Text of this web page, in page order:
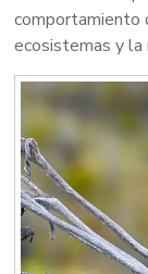
comportamiento
ecosistemas y la